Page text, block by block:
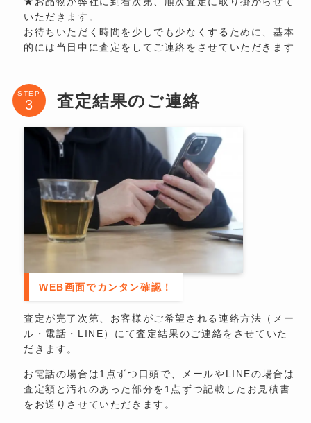
いただきます。
お待ちいただく時間を少しでも少なくするために、基本
的には当日中に査定をしてご連絡をさせていただきます
STEP 査定結果のご連絡
WEB画面でカンタン確認！
査定が完了次第、お客様がご希望される連絡方法（メー
ル・電話・LINE）にて査定結果のご連絡をさせていた
だきます。
お電話の場合は1点ずつ口頭で、メールやLINEの場合は
査定額と汚れのあった部分を1点ずつ記載したお見積書
をお送りさせていただきます。